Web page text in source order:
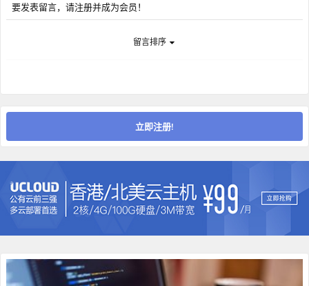
要发表留言，请注册并成为会员！
留言排序
立即注册!